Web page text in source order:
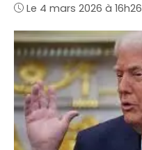
Le 4 mars 2026 à 16h26